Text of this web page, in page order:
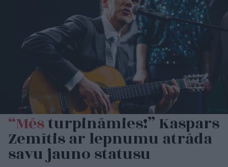
“Mēsturpināmies!” Kaspars
Zemītis ar lepnumu atrāda
savu jauno statusu